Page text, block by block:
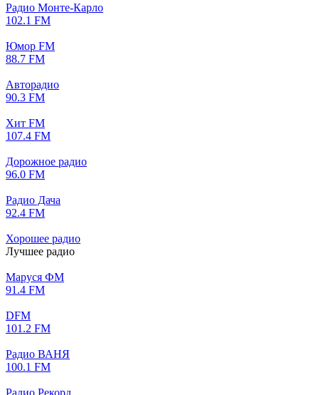
Радио Монте-Карло
102.1 FM
Юмор FM
88.7 FM
Авторадио
90.3 FM
Хит FM
107.4 FM
Дорожное радио
96.0 FM
Радио Дача
92.4 FM
Хорошее радио
Лучшее радио
Маруся ФМ
91.4 FM
DFM
101.2 FM
Радио ВАНЯ
100.1 FM
Радио Рекорд